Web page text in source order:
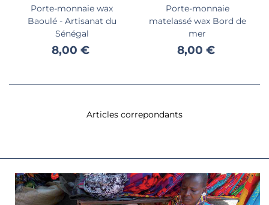
Porte-monnaie wax
Baoulé - Artisanat du
Sénégal
8,00 €
Porte-monnaie
matelassé wax Bord de
mer
8,00 €
Articles correpondants